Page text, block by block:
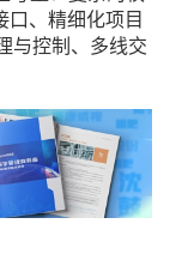
口、精细化项目
与控制、多线交